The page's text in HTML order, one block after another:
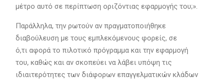
μέτρο αυτό σε περίπτωση οριζόντιας εφαρμογής του;».
Παράλληλα, την ρωτούν αν πραγματοποιήθηκε
διαβούλευση με τους εμπλεκόμενους φορείς, σε
ό,τι αφορά το πιλοτικό πρόγραμμα και την εφαρμογή
του, καθώς και αν σκοπεύει να λάβει υπόψη τις
ιδιαιτερότητες των διάφορων επαγγελματικών κλάδων